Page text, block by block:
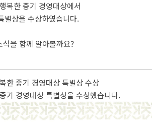
복한 중기 경영대상에서
별상을 수상하였습니다.
식을 함께 알아볼까요?
한 중기 경영대상 특별상 수상
기 경영대상 특별상을 수상했습니다.